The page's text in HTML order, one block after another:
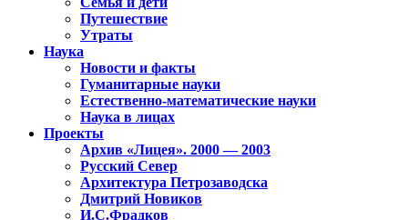
Путешествие
Утраты
Наука
Новости и факты
Гуманитарные науки
Естественно-математические науки
Наука в лицах
Проекты
Архив «Лицея». 2000 — 2003
Русский Север
Архитектура Петрозаводска
Дмитрий Новиков
И.С.Фрадков